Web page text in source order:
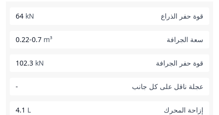
قوة حفر الذراع 64 kN
سعة الجرافة 0.22-0.7 m³
قوة حفر الجرافة 102.3 kN
عجلة ناقل على كل جانب -
إزاحة المحرك 4.1 L